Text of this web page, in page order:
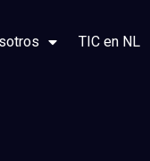
TIC en NL